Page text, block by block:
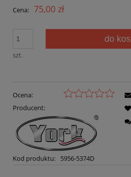
Cena: 75,00 zł
szt.
do
Ocena:
Producent:
Kod produktu: 5956-5374D